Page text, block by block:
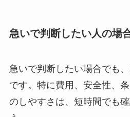
急いで判断したい人の場
急いで判断したい場合でも
です。特に費用、安全性、
のしやすさは、短時間でも